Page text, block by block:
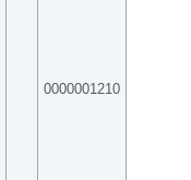
0000001210